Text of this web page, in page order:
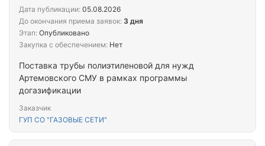
Поставка трубы полиэтиленовой для нужд
Артемовского СМУ в рамках программы
догазификации
Заказчик
ГУП СО "ГАЗОВЫЕ СЕТИ"
Дата публикации: 05.08.2026
До окончания приема заявок: 3 дня
Этап: Опубликовано
Закупка с обеспечением: Нет